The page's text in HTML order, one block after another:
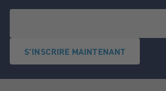
S'INSCRIRE MAINTENANT